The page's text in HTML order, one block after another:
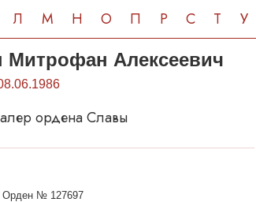
Л М Н О П Р С Т У
Митрофан Алексеевич
ордена Славы
Орден № 127697